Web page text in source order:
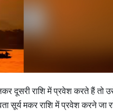
दूसरी राशि में प्रवेश करते हैं तो
सूर्य मकर राशि में प्रवेश करने जा